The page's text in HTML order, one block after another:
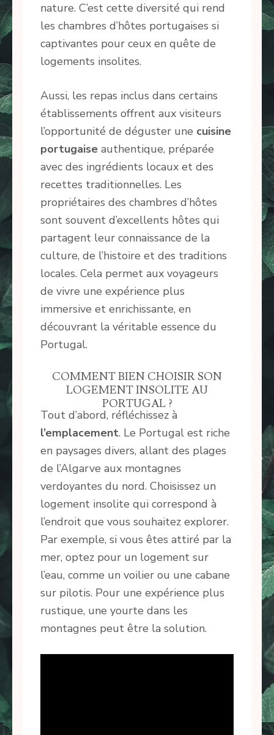
nature. C’est cette diversité qui rend
les chambres d’hôtes portugaises si
captivantes pour ceux en quête de
logements insolites.
Aussi, les repas inclus dans certains
établissements offrent aux visiteurs
l’opportunité de déguster une cuisine
portugaise authentique, préparée
avec des ingrédients locaux et des
recettes traditionnelles. Les
propriétaires des chambres d’hôtes
sont souvent d’excellents hôtes qui
partagent leur connaissance de la
culture, de l’histoire et des traditions
locales. Cela permet aux voyageurs
de vivre une expérience plus
immersive et enrichissante, en
découvrant la véritable essence du
Portugal.
COMMENT BIEN CHOISIR SON
LOGEMENT INSOLITE AU
PORTUGAL ?
Tout d’abord, réfléchissez à
l’emplacement. Le Portugal est riche
en paysages divers, allant des plages
de l’Algarve aux montagnes
verdoyantes du nord. Choisissez un
logement insolite qui correspond à
l’endroit que vous souhaitez explorer.
Par exemple, si vous êtes attiré par la
mer, optez pour un logement sur
l’eau, comme un voilier ou une cabane
sur pilotis. Pour une expérience plus
rustique, une yourte dans les
montagnes peut être la solution.